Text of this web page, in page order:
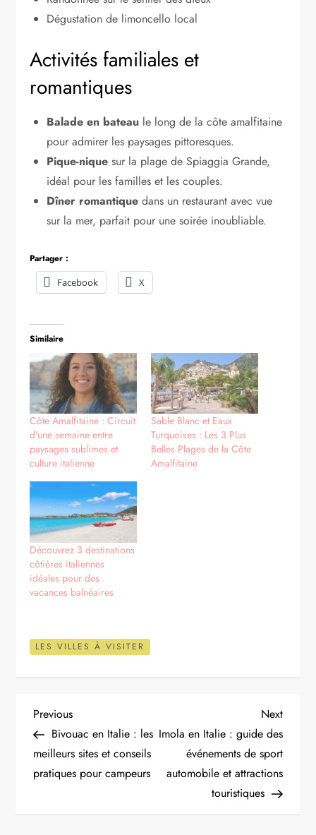
Dégustation de limoncello local
Activités familiales et
romantiques
Balade en bateau le long de la côte amalfitaine
pour admirer les paysages pittoresques.
Pique-nique sur la plage de Spiaggia Grande,
idéal pour les familles et les couples.
Dîner romantique dans un restaurant avec vue
sur la mer, parfait pour une soirée inoubliable.
Partager :
Facebook
X
Similaire
Côte Amalfitaine : Circuit
d’une semaine entre
paysages sublimes et
culture italienne
Sable Blanc et Eaux
Turquoises : Les 3 Plus
Belles Plages de la Côte
Amalfitaine
Découvrez 3 destinations
côtières italiennes
idéales pour des
vacances balnéaires
LES VILLES À VISITER
N
a
v
Previous
Post
Previous
Bivouac en Italie : les
meilleurs sites et conseils
pratiques pour campeurs
Next
Post
Next
Imola en Italie : guide des
événements de sport
automobile et attractions
touristiques